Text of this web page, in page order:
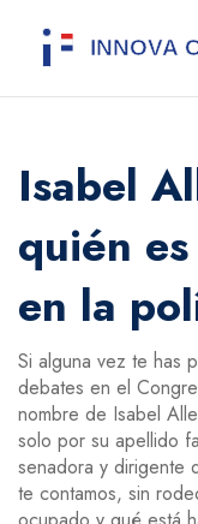
Isabel
quién
en la
Si alguna vez te has
debates en el
nombre de Isabel
solo por su apellido
senadora y dirigente
te contamos, sin